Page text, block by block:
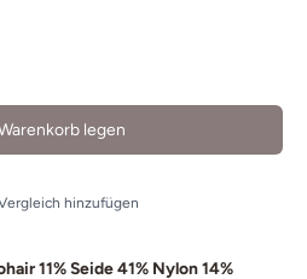
legen
hinzufügen
11% Seide 41% Nylon 14%